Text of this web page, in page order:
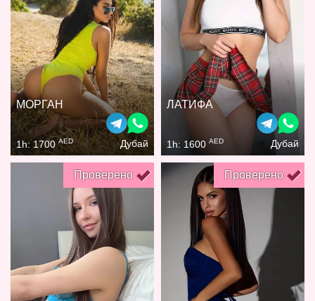
МОРГАН
1h: 1700AED Дубай
ЛАТИФА
1h: 1600 AED Дубай
Проверено Проверено